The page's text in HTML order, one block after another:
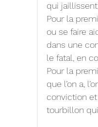
qui
Pour la
ou se faire
dans une
le fatal, en
Pour la
que l’on a,
conviction
tourbillon